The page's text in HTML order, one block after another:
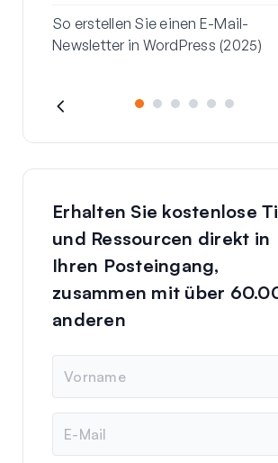
So erstellen Sie einen E-Mail-
Newsletter in WordPress (2025)
Erhalten Sie kostenlose
und Ressourcen direkt in
Ihren Posteingang,
zusammen mit über
anderen
m
e
M